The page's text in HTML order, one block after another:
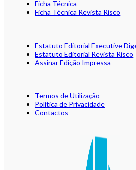
Ficha Técnica
Ficha Técnica Revista Risco
Estatuto Editorial Executive
Estatuto Editorial Revista Risco
Assinar Edição Impressa
Termos de Utilização
Política de Privacidade
Contactos